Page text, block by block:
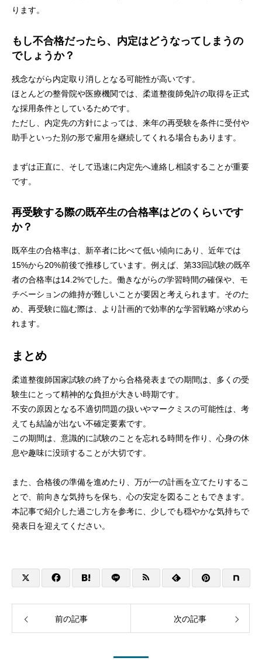
ります。
もし不合格だったら、内定はどうなってしまうの
でしょうか？
残念ながら内定取り消しとなる可能性が高いです。
ほとんどの整骨院や医療機関では、柔道整復師免許の取得を正式
な採用条件としているためです。
ただし、内定先の方針によっては、来年の再受験を条件に受付や
助手といった別の形で雇用を継続してくれる場合もあります。
まずは正直に、そして迅速に内定先へ連絡し相談することが重要
です。
再受験する際の既卒生の合格率はどのくらいです
か？
既卒生の合格率は、新卒者に比べて低い傾向にあり、近年では
15%から20%前後で推移しています。例えば、第33回試験の既卒
者の合格率は14.2%でした。働きながらの学習時間の確保や、モ
チベーションの維持が難しいことが要因と考えられます。そのた
め、再受験に臨む際は、より計画的で効率的な学習戦略が求めら
れます。
まとめ
柔道整復師国家試験の終了から合格発表までの期間は、多くの受
験生にとって精神的な負担が大きい時期です。
不安の原因となる不適切問題の扱いやマークミスの可能性は、考
えても結論が出ない不確定要素です。
この期間は、意識的に試験のことを忘れる時間を作り、心身の休
息や趣味に没頭することが大切です。
また、合格後の準備を進めたり、万が一の計画を立てたりするこ
とで、前向きな気持ちを保ち、心の安定を図ることもできます。
本記事で紹介した過ごし方を参考に、少しでも穏やかな気持ちで
発表日を迎えてください。
前の記事 次の記事